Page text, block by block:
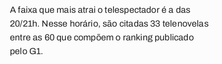
A faixa que mais atrai o telespectador é a das
20/21h. Nesse horário, são citadas 33 telenovelas
entre as 60 que compõem o ranking publicado
pelo G1.